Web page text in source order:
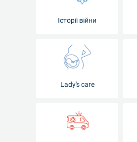
Історії війни
Lady's care